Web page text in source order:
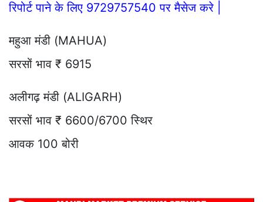
रिपोर्ट पाने के लिए 9729757540 पर मैसेज करे |
महुआ मंडी (MAHUA)
सरसों भाव ₹ 6915
अलीगढ़ मंडी (ALIGARH)
सरसों भाव ₹ 6600/6700 स्थिर
आवक 100 बोरी